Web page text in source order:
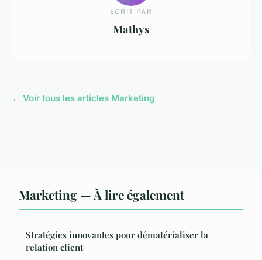
ECRIT PAR
Mathys
← Voir tous les articles Marketing
Marketing — À lire également
Stratégies innovantes pour dématérialiser la
relation client